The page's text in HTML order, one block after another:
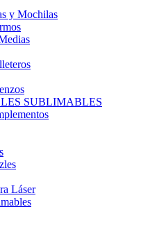
y Mochilas
SUBLIMABLES
Láser